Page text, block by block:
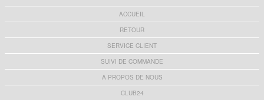
ACCUEIL
RETOUR
SERVICE CLIENT
SUIVI DE COMMANDE
A PROPOS DE NOUS
CLUB24